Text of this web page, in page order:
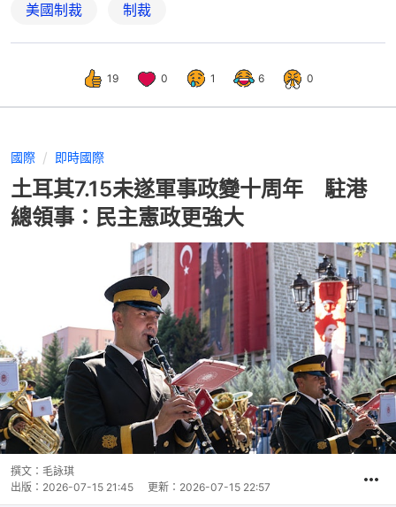
美國制裁 制裁
19 0 1 6 0
國際 即時國際
土耳其7.15未遂軍事政變十周年 駐港
總領事：民主憲政更強大
撰文： 毛詠琪
出版： 2026-07-15 21:45 更新： 2026-07-15 22:57